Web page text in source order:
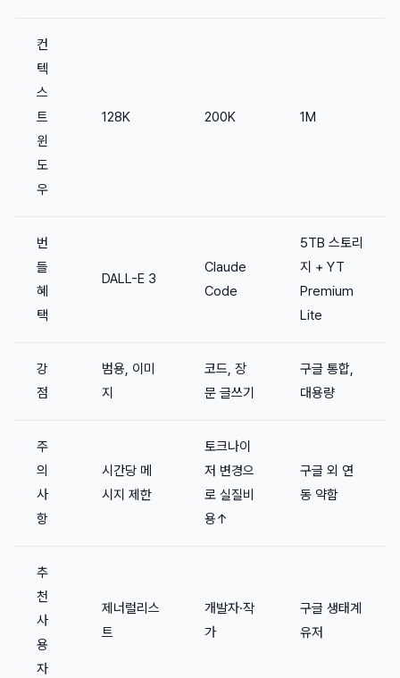
컨
텍
스
트
윈
도
우
128K 200K 1M
번
들
혜
택
DALL-E 3
Claude
Code
5TB 스토리
지 + YT
Premium
Lite
강
점
범용, 이미
지
코드, 장
문 글쓰기
구글 통합,
대용량
주
의
사
항
시간당 메
시지 제한
토크나이
저 변경으
로 실질비
용↑
구글 외 연
동 약함
추
천
사
용
자
제너럴리스
트
개발자·작
가
구글 생태계
유저